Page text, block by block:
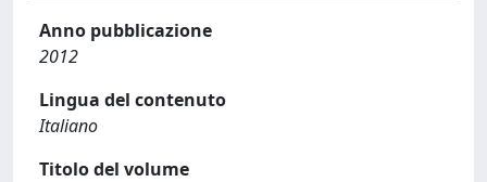
Anno pubblicazione
2012
Lingua del contenuto
Italiano
Titolo del volume